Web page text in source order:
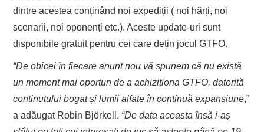
dintre acestea conținând noi expediții ( noi hărți, noi
scenarii, noi oponenți etc.). Aceste update-uri sunt
disponibile gratuit pentru cei care dețin jocul GTFO.
“De obicei în fiecare anunț nou vă spunem că nu există
un moment mai oportun de a achiziționa GTFO, datorită
conținutului bogat și lumii alfate în continuă expansiune,”
a adăugat Robin Björkell. “De data aceasta însă i-aș